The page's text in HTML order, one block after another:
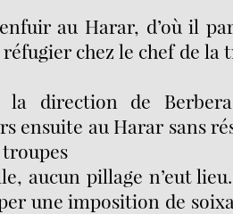
au Harar, d’où il
chez le chef de la
la direction de
ensuite au Harar sans
troupes
aucun pillage n’eut
une imposition de